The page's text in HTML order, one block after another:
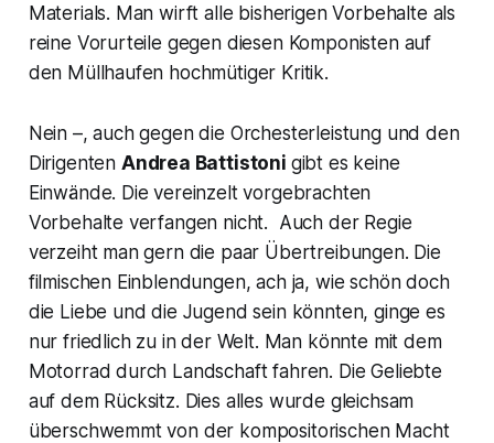
Materials. Man wirft alle bisherigen Vorbehalte als
reine Vorurteile gegen diesen Komponisten auf
den Müllhaufen hochmütiger Kritik.
Nein –, auch gegen die Orchesterleistung und den
Dirigenten Andrea Battistoni gibt es keine
Einwände. Die vereinzelt vorgebrachten
Vorbehalte verfangen nicht. Auch der Regie
verzeiht man gern die paar Übertreibungen. Die
filmischen Einblendungen, ach ja, wie schön doch
die Liebe und die Jugend sein könnten, ginge es
nur friedlich zu in der Welt. Man könnte mit dem
Motorrad durch Landschaft fahren. Die Geliebte
auf dem Rücksitz. Dies alles wurde gleichsam
überschwemmt von der kompositorischen Macht